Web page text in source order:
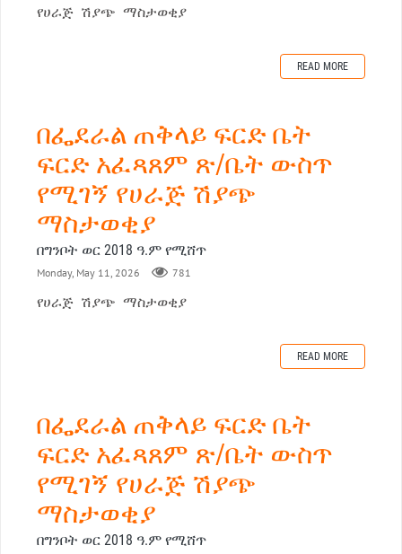
የሀራጅ ሽያጭ ማስታወቂያ
READ MORE
በፌደራል ጠቅላይ ፍርድ ቤት
ፍርድ አፈጻጸም ጽ/ቤት ውስጥ
የሚገኝ የሀራጅ ሽያጭ
ማስታወቂያ
በግንቦት ወር 2018 ዓ.ም የሚሸጥ
Monday, May 11, 2026 781
የሀራጅ ሽያጭ ማስታወቂያ
READ MORE
በፌደራል ጠቅላይ ፍርድ ቤት
ፍርድ አፈጻጸም ጽ/ቤት ውስጥ
የሚገኝ የሀራጅ ሽያጭ
ማስታወቂያ
በግንቦት ወር 2018 ዓ.ም የሚሸጥ